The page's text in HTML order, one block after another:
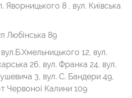
Яворницького 8 , вул. Київська
Любінська 89
вул.Б.Хмельницького 12, вул.
26, вул. Франка 24, вул.
3, вул. С. Бандери 49,
Червоноі Калини 109